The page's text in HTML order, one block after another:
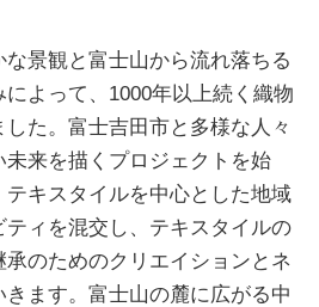
景観と富士山から流れ落ちる
よって、1000年以上続く織物
た。富士吉田市と多様な人々
来を描くプロジェクトを始
キスタイルを中心とした地域
ィを混交し、テキスタイルの
のためのクリエイションとネ
ます。富士山の麓に広がる中